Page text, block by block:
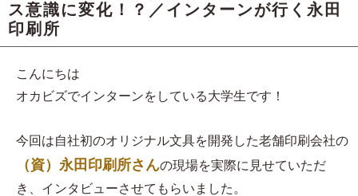
ス意識に変化！？／インターンが行く永田
印刷所
こんにちは
オカビズでインターンをしている大学生です！
今回は自社初のオリジナル文具を開発した老舗印刷会社の
（資）永田印刷所さんの現場を実際に見せていただ
き、インタビューさせてもらいました。